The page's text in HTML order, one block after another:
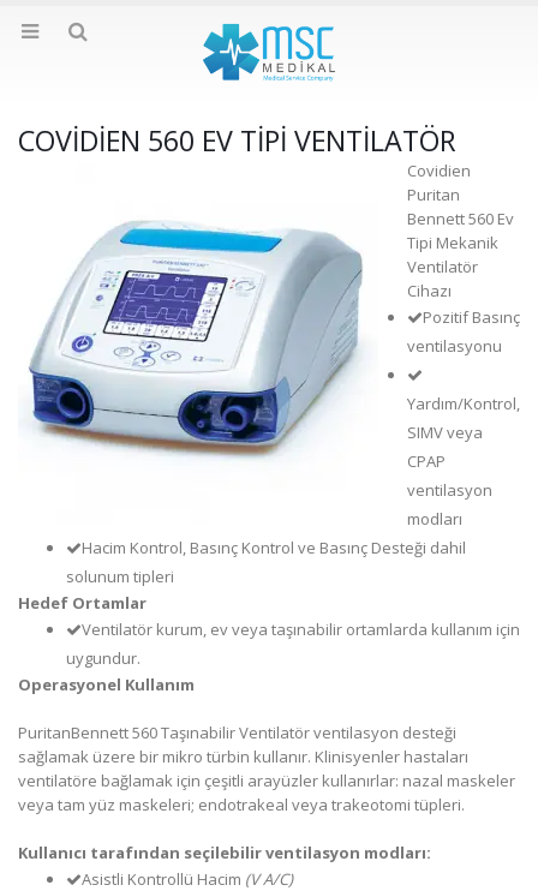
COVİDİEN 560 EV TİPİ VENTİLATÖR
Covidien
Puritan
Bennett 560 Ev
Tipi Mekanik
Ventilatör
Cihazı
Pozitif Basınç
ventilasyonu
Yardım/Kontrol,
SIMV veya
CPAP
ventilasyon
modları
Hacim Kontrol, Basınç Kontrol ve Basınç Desteği dahil
solunum tipleri
Hedef Ortamlar
Ventilatör kurum, ev veya taşınabilir ortamlarda kullanım için
uygundur.
Operasyonel Kullanım
PuritanBennett 560 Taşınabilir Ventilatör ventilasyon desteği
sağlamak üzere bir mikro türbin kullanır. Klinisyenler hastaları
ventilatöre bağlamak için çeşitli arayüzler kullanırlar: nazal maskeler
veya tam yüz maskeleri; endotrakeal veya trakeotomi tüpleri.
Kullanıcı tarafından seçilebilir ventilasyon modları:
Asistli Kontrollü Hacim (V A/C)